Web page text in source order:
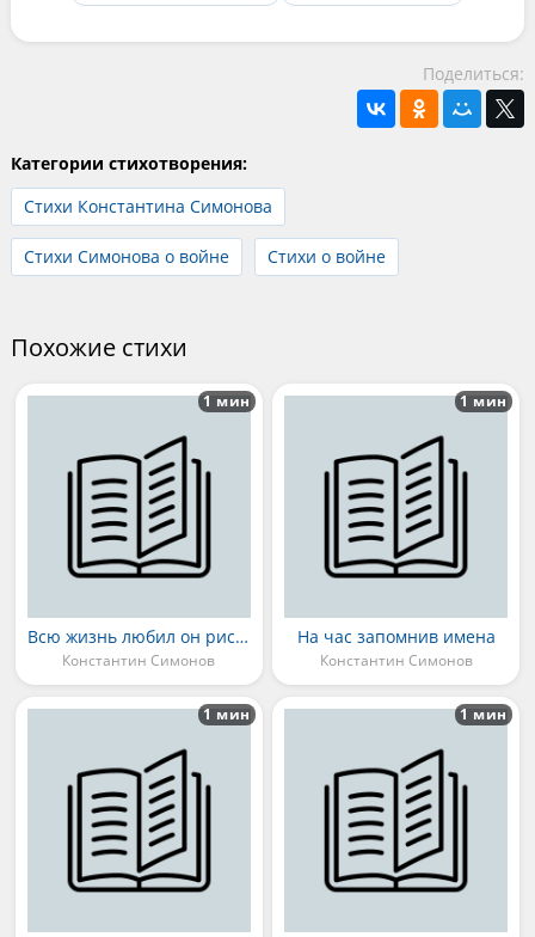
Поделиться:
Категории стихотворения:
Стихи Константина Симонова
Стихи Симонова о войне Стихи о войне
Похожие стихи
Всю жизнь любил он рисовать войну
Константин Симонов
1 мин
На час запомнив имена
Константин Симонов
1 мин
1 мин 1 мин